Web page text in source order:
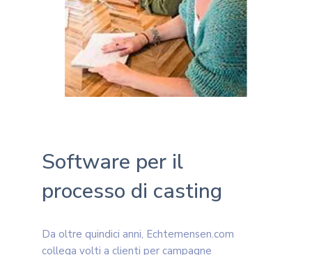
Software per il
processo di casting
Da oltre quindici anni, Echtemensen.com
collega volti a clienti per campagne